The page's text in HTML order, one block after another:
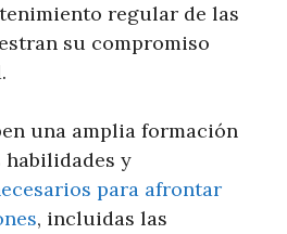
regular de las
su compromiso
una amplia formación
y
para afrontar
, incluidas las